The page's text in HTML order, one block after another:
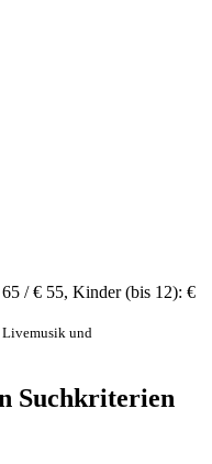
/ € 55, Kinder (bis 12): €
und
Suchkriterien